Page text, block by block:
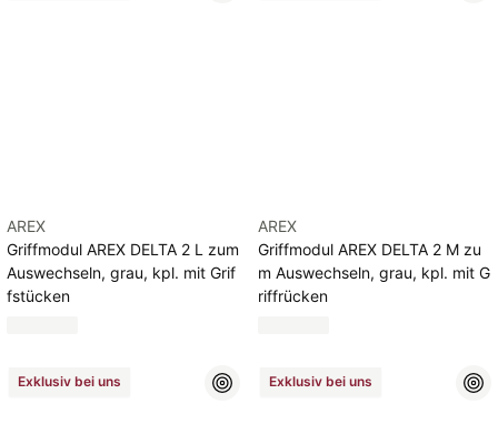
AREX
Griffmodul AREX DELTA 2 L zum
Auswechseln, grau, kpl. mit Grif
fstücken
AREX
Griffmodul AREX DELTA 2 M zu
m Auswechseln, grau, kpl. mit G
riffrücken
Exklusiv bei uns Exklusiv bei uns